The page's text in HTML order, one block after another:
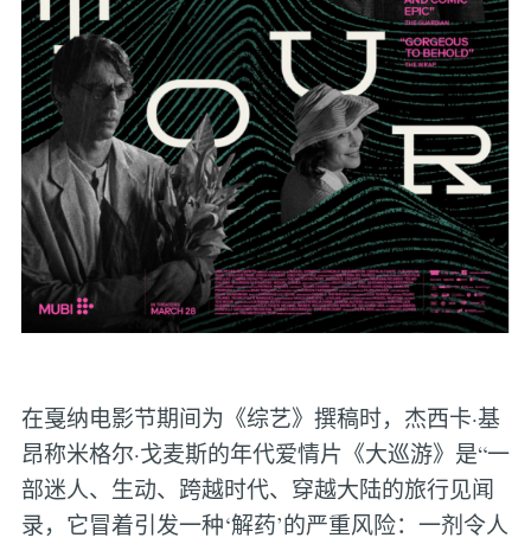
在戛纳电影节期间为《综艺》撰稿时，杰西卡·基
昂称米格尔·戈麦斯的年代爱情片《大巡游》是“一
部迷人、生动、跨越时代、穿越大陆的旅行见闻
录，它冒着引发一种‘解药’的严重风险：一剂令人